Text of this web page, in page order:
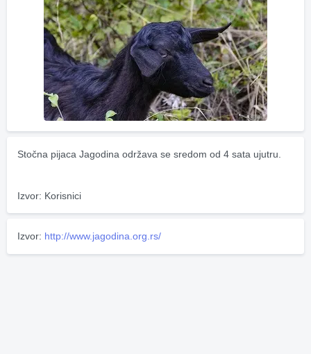
Stočna pijaca Jagodina održava se sredom od 4 sata ujutru.
Izvor: Korisnici
Izvor: http://www.jagodina.org.rs/